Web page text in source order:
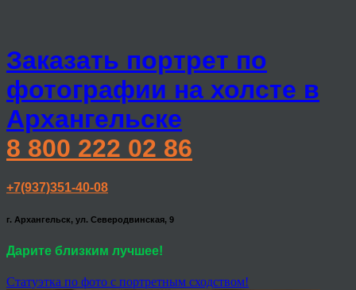
Заказать портрет по
фотографии на холсте в
Архангельске
8 800 222 02 86
+7(937)351-40-08
г. Архангельск, ул. Северодвинская, 9
Дарите близким лучшее!
Статуэтка по фото с портретным сходством!